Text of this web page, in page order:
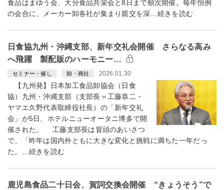
食品はまゆう会、大分食品共栄会と8日まで順次開催。毎年恒例
の会合に、メーカー卸各社が集まり親交を深…続きを読む
日食協九州・沖縄支部、新年交礼会開催 さらなる高み
へ飛躍 製配販のハーモニー…
セミナー・催し 卸・商社 2026.01.30
【九州発】日本加工食品卸協会（日食
協）九州・沖縄支部（支部長＝工藤恭二・
ヤマエ久野代表取締役社長）の「新年交礼
会」が5日、ホテルニューオータニ博多で開
催された。 工藤支部長は冒頭のあいさつ
で、「昨年は国内外ともに大きな変化と挑戦に満ちた一年だっ
た。…続きを読む
鹿児島食品二十日会、賀詞交換会開催 “きょうそう”で